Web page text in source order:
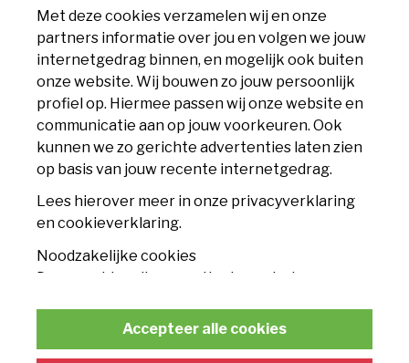
Met deze cookies verzamelen wij en onze
partners informatie over jou en volgen we jouw
internetgedrag binnen, en mogelijk ook buiten
onze website. Wij bouwen zo jouw persoonlijk
profiel op. Hiermee passen wij onze website en
communicatie aan op jouw voorkeuren. Ook
kunnen we zo gerichte advertenties laten zien
op basis van jouw recente internetgedrag.
Lees hierover meer in onze privacyverklaring
en cookieverklaring.
Noodzakelijke cookies
Deze cookies zijn essentieel voor het
conform de wet niet worden uitgeschakeld.
Statistische cookies
Accepteer alle cookies
info@mvv.nl
CLUB
Accommodatie
Nieuws
Contact
TICKETS
Seizoenskaart